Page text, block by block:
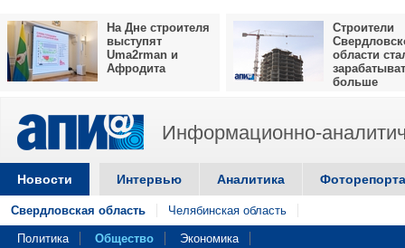
На Дне строителя
выступят
Uma2rman и
Афродита
Строители
области
больше
Информационно-
Новости Интервью Аналитика
Свердловская область Челябинская область
Политика Общество Экономика